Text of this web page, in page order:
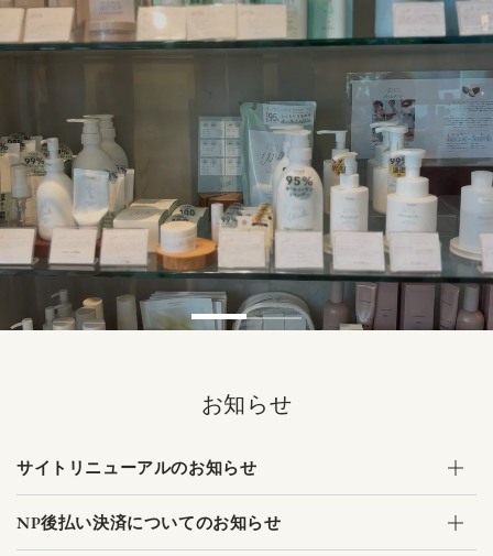
コンテンツにスキッ
プする
お知らせ
サイトリニューアルのお知らせ
NP後払い決済についてのお知らせ